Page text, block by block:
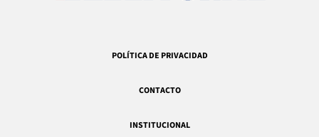
POLÍTICA DE PRIVACIDAD
CONTACTO
INSTITUCIONAL